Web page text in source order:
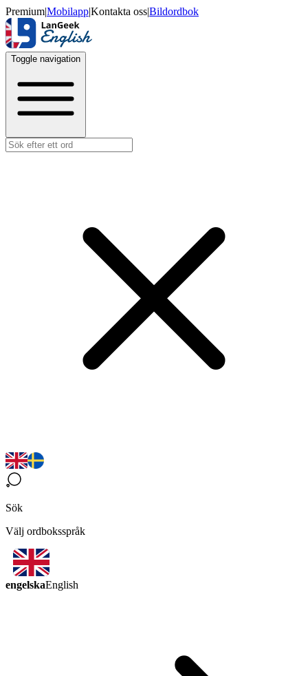
Premium|Mobilapp|Kontakta oss|Bildordbok
Toggle navigation
Sök
Välj ordboksspråk
engelskaEnglish